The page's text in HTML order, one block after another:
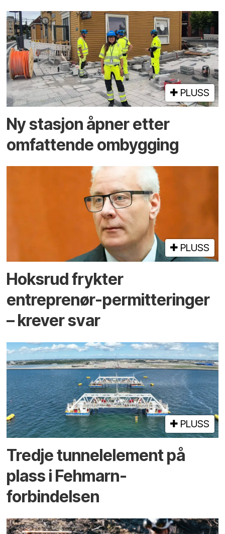
PLUSS
Ny stasjon åpner etter
omfattende ombygging
PLUSS
Hoksrud frykter
entreprenør-permitteringer
– krever svar
PLUSS
Tredje tunnel­element på
plass i Fehmarn-
forbindelsen